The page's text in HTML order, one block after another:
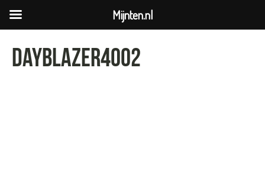
dayblazer4002
Mijnten.nl